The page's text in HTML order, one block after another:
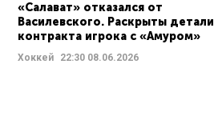
«Салават» отказался от
Василевского. Раскрыты детали
контракта игрока с «Амуром»
Хоккей 22:30 08.06.2026